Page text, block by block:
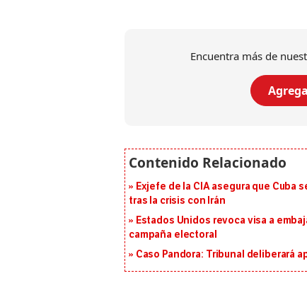
Encuentra más de
Exjefe de la CIA asegura que
tras la crisis con Irán
Estados Unidos revoca visa a
campaña electoral
Caso Pandora: Tribunal deliberará